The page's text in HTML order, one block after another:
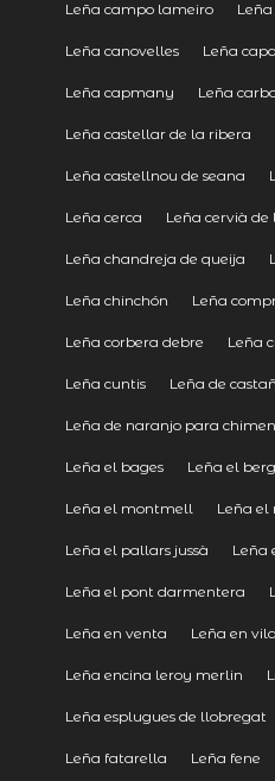
Leña campo lameiro
Leña canovelles Leña
Leña capmany Leña
Leña castellar de la ribera
Leña castellnou de seana
Leña cerca Leña cervià de
Leña chandreja de queija
Leña chinchón Leña
Leña corbera debre Leña
Leña cuntis Leña de
Leña de naranjo para
Leña el bages Leña el
Leña el montmell Leña el
Leña el pallars jussà Leña
Leña el pont darmentera
Leña en venta Leña en
Leña encina leroy merlin
Leña esplugues de llobregat
Leña fatarella Leña fene